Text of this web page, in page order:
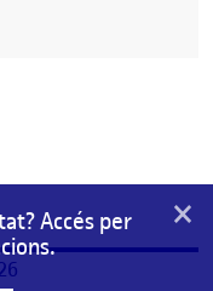
Accés per
×